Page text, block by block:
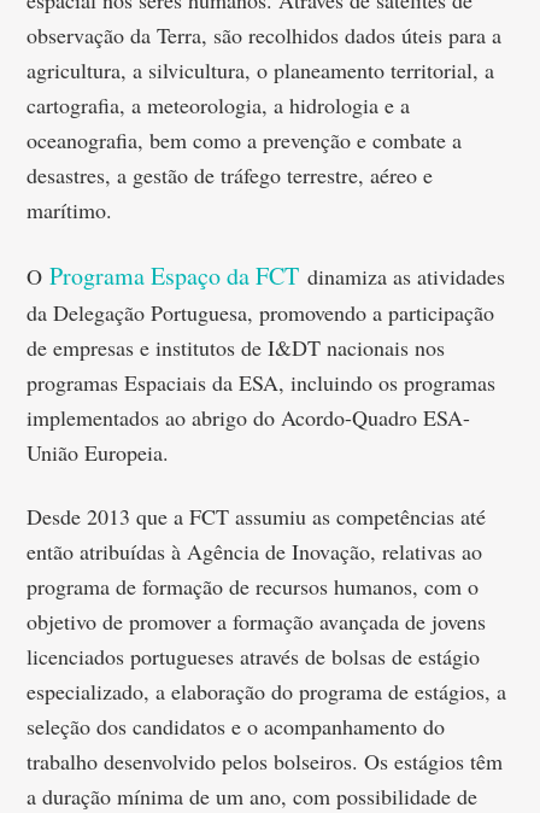
observação da Terra, são recolhidos dados úteis para a
agricultura, a silvicultura, o planeamento territorial, a
cartografia, a meteorologia, a hidrologia e a
oceanografia, bem como a prevenção e combate a
desastres, a gestão de tráfego terrestre, aéreo e
marítimo.
OPrograma Espaço da FCTdinamiza as atividades
da Delegação Portuguesa, promovendo a participação
de empresas e institutos de I&DT nacionais nos
programas Espaciais da ESA, incluindo os programas
implementados ao abrigo do Acordo-Quadro ESA-
União Europeia.
Desde 2013 que a FCT assumiu as competências até
então atribuídas à Agência de Inovação, relativas ao
programa de formação de recursos humanos, com o
objetivo de promover a formação avançada de jovens
licenciados portugueses através de bolsas de estágio
especializado, a elaboração do programa de estágios, a
seleção dos candidatos e o acompanhamento do
trabalho desenvolvido pelos bolseiros. Os estágios têm
a duração mínima de um ano, com possibilidade de